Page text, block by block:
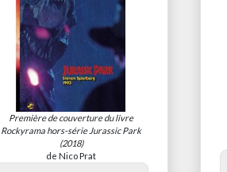
Première de couverture du livre
Rockyrama hors-série Jurassic Park
(2018)
de Nico Prat